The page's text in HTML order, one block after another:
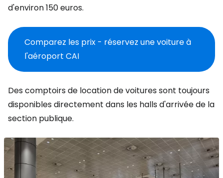
d'environ 150 euros.
Comparez les prix - réservez une voiture à
l'aéroport CAI
Des comptoirs de location de voitures sont toujours
disponibles directement dans les halls d'arrivée de la
section publique.